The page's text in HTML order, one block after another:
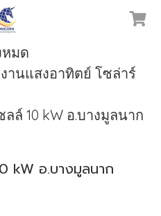
มด
านแสงอาทิตย์ โซล่าร์
ล์ 10 kW อ.บางมูลนาก
kW อ.บางมูลนาก